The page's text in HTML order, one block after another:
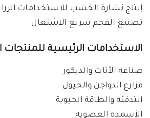
إنتاج نشارة الخشب للاستخدامات
تصنيع الفحم سريع الاشتعال
الاستخدامات الرئيسية للمنتجات
صناعة الأثاث والديكور
مزارع الدواجن والخيول
التدفئة والطاقة الحيوية
الأسمدة العضوية